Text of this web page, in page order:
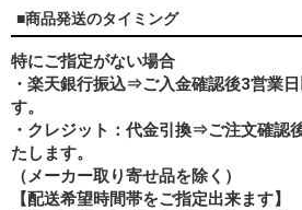
■商品発送のタイミング
特にご指定がない場合
・楽天銀行振込⇒ご入金確認後3営業
す。
・クレジット：代金引換⇒ご注文確認
たします。
（メーカー取り寄せ品を除く）
【配送希望時間帯をご指定出来ます】